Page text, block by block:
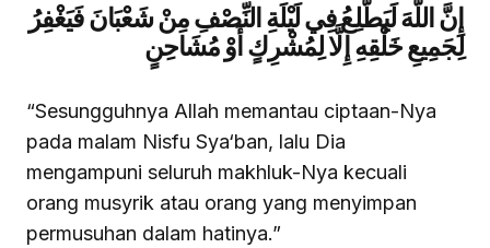
إِنَّ اللَّهَ لَيَطَّلِعُ فِي لَيْلَةِ النِّصْفِ مِنْ شَعْبَانَ فَيَغْفِرُ
لِجَمِيعِ خَلْقِهِ إِلَّا لِمُشْرِكٍ أَوْ مُشَاحِنٍ
“Sesungguhnya Allah memantau ciptaan-Nya
pada malam Nisfu Sya‘ban, lalu Dia
mengampuni seluruh makhluk-Nya kecuali
orang musyrik atau orang yang menyimpan
permusuhan dalam hatinya.”